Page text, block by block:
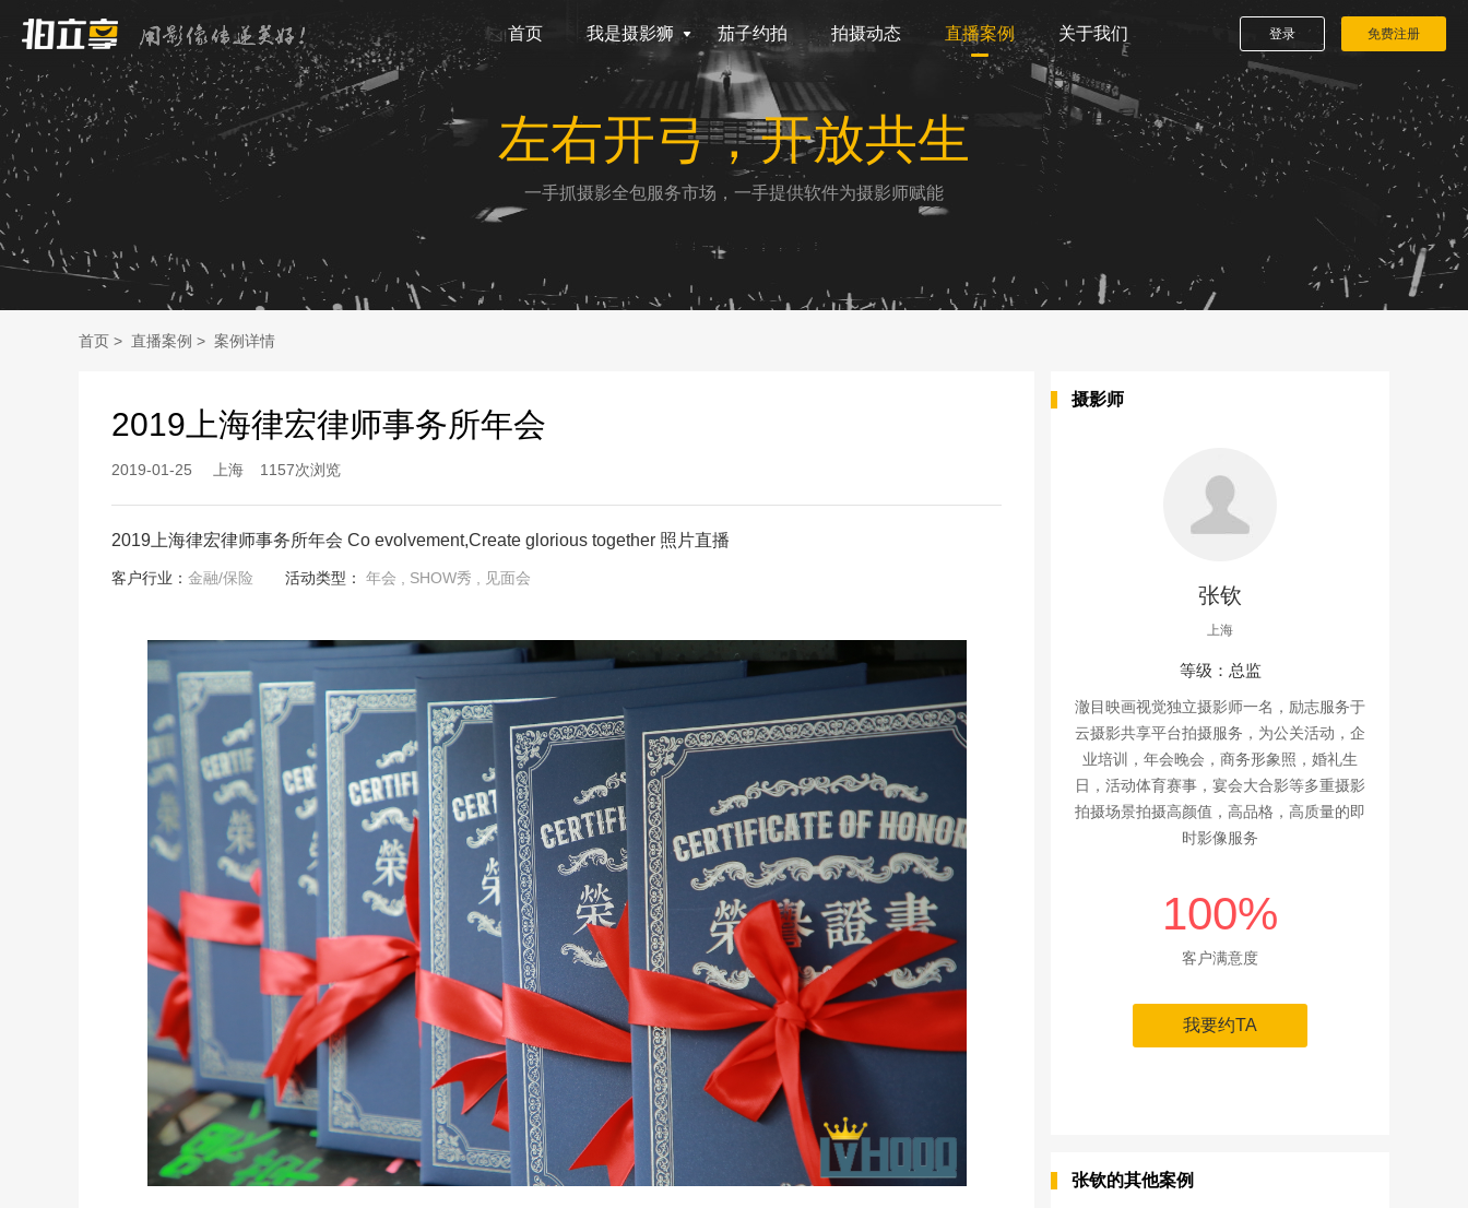
首页 我是摄影狮 茄子约拍 拍摄动态 直播案例 关于我们 登录 免费注册
左右开弓，开放共生
一手抓摄影全包服务市场，一手提供软件为摄影师赋能
首页 > 直播案例 > 案例详情
2019上海律宏律师事务所年会
2019-01-25 上海 1157次浏览
2019上海律宏律师事务所年会 Co evolvement,Create glorious together 照片直播
客户行业： 金融/保险 活动类型： 年会 , SHOW秀 , 见面会
摄影师
张钦
上海
等级：总监
澈目映画视觉独立摄影师一名，励志服务于
云摄影共享平台拍摄服务，为公关活动，企
业培训，年会晚会，商务形象照，婚礼生
日，活动体育赛事，宴会大合影等多重摄影
拍摄场景拍摄高颜值，高品格，高质量的即
时影像服务
100%
客户满意度
我要约TA
张钦的其他案例